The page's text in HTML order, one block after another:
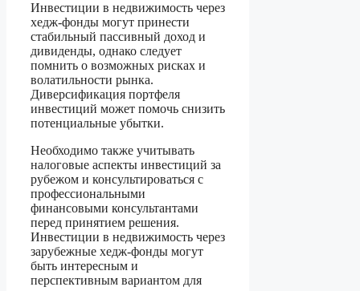
Инвестиции в недвижимость через
хедж-фонды могут принести
стабильный пассивный доход и
дивиденды, однако следует
помнить о возможных рисках и
волатильности рынка.
Диверсификация портфеля
инвестиций может помочь снизить
потенциальные убытки.
Необходимо также учитывать
налоговые аспекты инвестиций за
рубежом и консультироваться с
профессиональными
финансовыми консультантами
перед принятием решения.
Инвестиции в недвижимость через
зарубежные хедж-фонды могут
быть интересным и
перспективным вариантом для